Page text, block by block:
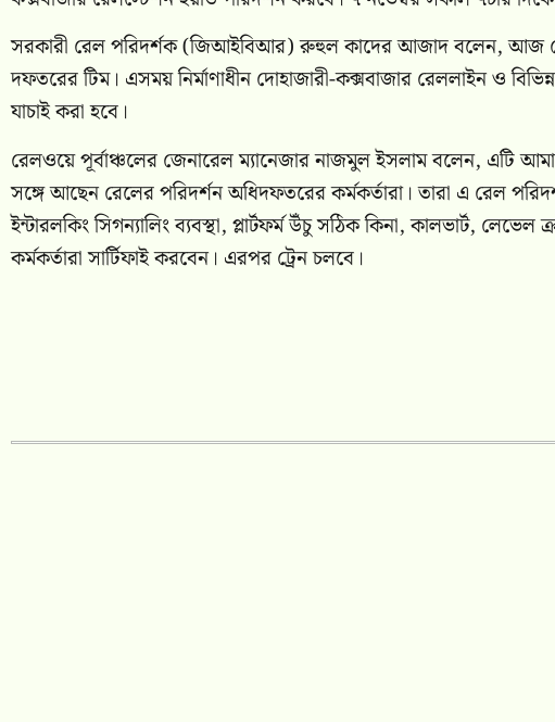
সরকারী রেল পরিদর্শক (জিআইবিআর) রুহুল কাদের আজাদ বলেন, আজ
দফতরের টিম। এসময় নির্মাণাধীন দোহাজারী-কক্সবাজার রেললাইন ও
যাচাই করা হবে।
রেলওয়ে পূর্বাঞ্চলের জেনারেল ম্যানেজার নাজমুল ইসলাম বলেন, এটি
সঙ্গে আছেন রেলের পরিদর্শন অধিদফতরের কর্মকর্তারা। তারা এ রেল
ইন্টারলকিং সিগন্যালিং ব্যবস্থা, প্লার্টফর্ম উঁচু সঠিক কিনা, কালভার্ট,
কর্মকর্তারা সার্টিফাই করবেন। এরপর ট্রেন চলবে।